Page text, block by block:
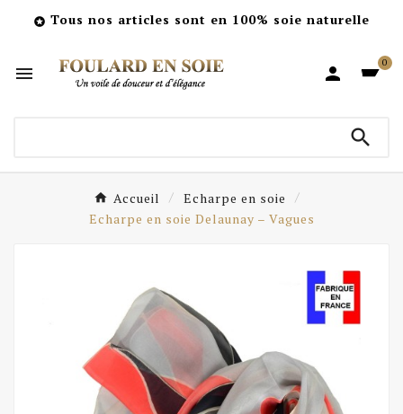
 Tous nos articles sont en 100% soie naturelle
 
0

Accueil
Echarpe en soie
Echarpe en soie Delaunay – Vagues